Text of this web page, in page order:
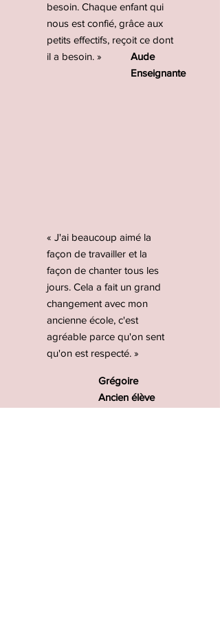
besoin. Chaque enfant qui
nous est confié, grâce aux
petits effectifs, reçoit ce dont
il a besoin. »
Aude
Enseignante
« J'ai beaucoup aimé la
façon de travailler et la
façon de chanter tous les
jours. Cela a fait un grand
changement avec mon
ancienne école, c'est
agréable parce qu'on sent
qu'on est respecté. »
Grégoire
Ancien élève